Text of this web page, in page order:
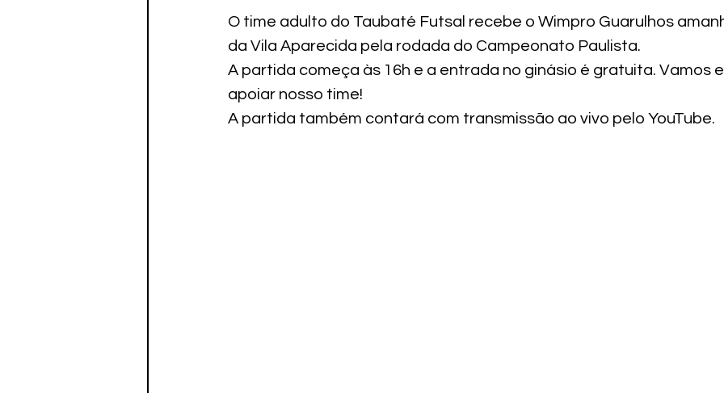
Paratletismo
O time adulto do Taubaté Futsal recebe o Wimpro Guarulhos
da Vila Aparecida pela rodada do Campeonato Paulista.
A partida começa às 16h e a entrada no ginásio é gratuita. Vamos
apoiar nosso time!
A partida também contará com transmissão ao vivo pelo YouTube.